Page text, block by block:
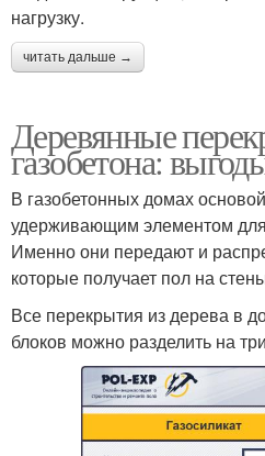
нагрузку.
читать дальше →
Деревянные
газобетона:
В газобетонных домах
удерживающим элементом
Именно они передают и
которые получает пол на
Все перекрытия из дерева в
блоков можно разделить на